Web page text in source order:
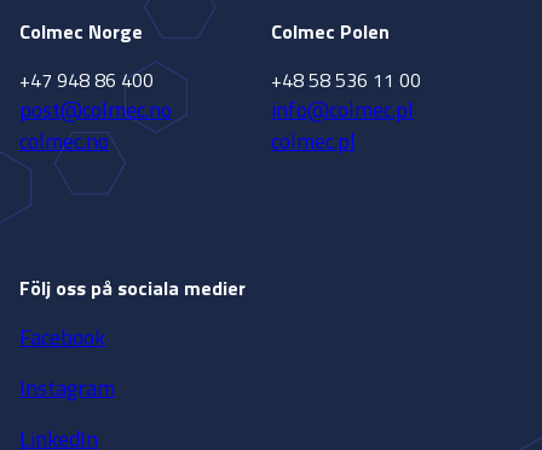
Colmec Norge
+47 948 86 400
post@colmec.no
colmec.no
Colmec Polen
+48 58 536 11 00
info@colmec.pl
colmec.pl
Följ oss på sociala medier
Facebook
Instagram
LinkedIn